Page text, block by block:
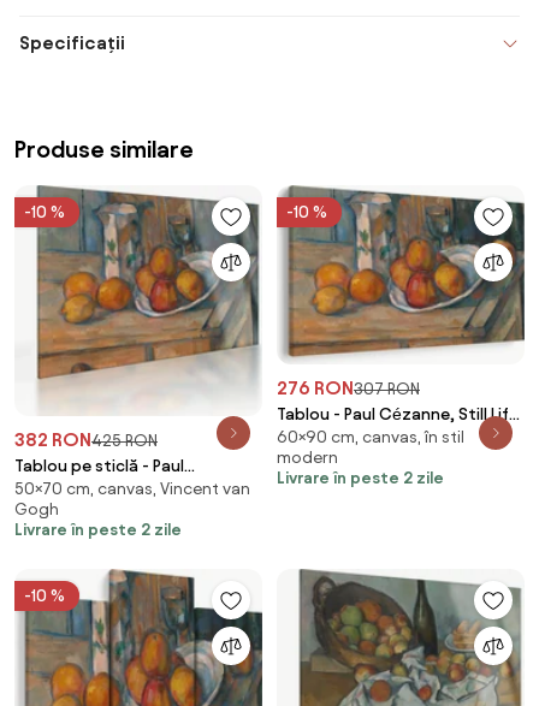
Specificații
Produse similare
-10 %
382 RON425 RON
Tablou pe sticlă - Paul
Cézanne, Still Life with Milk Jug
and Fruit, reproducere (70x50
cm)
50×70 cm, canvas, Vincent van
Gogh
Livrare în peste 2 zile
-10 %
276 RON307 RON
Tablou - Paul Cézanne, Still Life
with Milk Jug and Fruit,
reproducere (90x60 cm)
60×90 cm, canvas, în stil
modern
Livrare în peste 2 zile
-10 %